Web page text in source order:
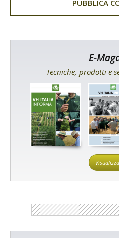
E-
Tecniche, prodotti e